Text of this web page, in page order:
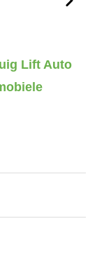
Lift Auto